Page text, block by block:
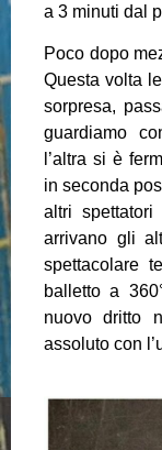
a 3 minuti dal
Poco dopo
Questa volta
sorpresa,
guardiamo
l’altra si è
in seconda
altri spettatori
arrivano gli
spettacolare
balletto a
nuovo dritto
assoluto con